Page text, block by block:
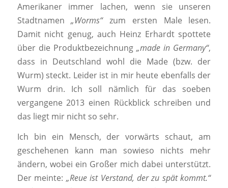
Amerikaner immer lachen, wenn sie unseren
Stadtnamen „Worms“zum ersten Male lesen.
Damit nicht genug, auch Heinz Erhardt spottete
über die Produktbezeichnung„made in Germany“,
dass in Deutschland wohl die Made (bzw. der
Wurm) steckt. Leider ist in mir heute ebenfalls der
Wurm drin. Ich soll nämlich für das soeben
vergangene 2013 einen Rückblick schreiben und
das liegt mir nicht so sehr.
Ich bin ein Mensch, der vorwärts schaut, am
geschehenen kann man sowieso nichts mehr
ändern, wobei ein Großer mich dabei unterstützt.
Der meinte: „Reue ist Verstand, der zu spät kommt.“